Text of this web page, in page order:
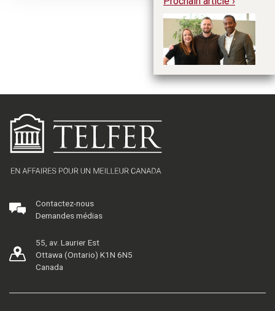
Contactez-nous
Demandes médias
55, av. Laurier Est
Ottawa (Ontario) K1N 6N5
Canada